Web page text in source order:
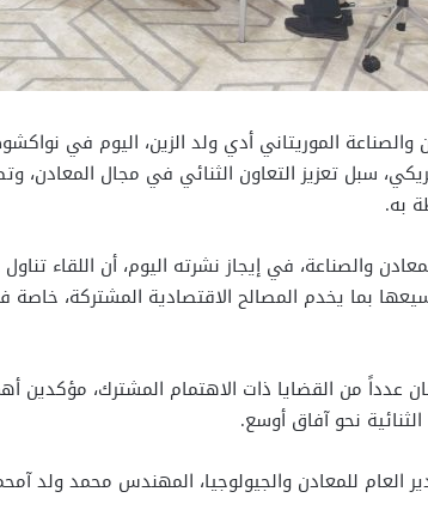
والصناعة الموريتاني أدي ولد الزين، اليوم في
، سبل تعزيز التعاون الثنائي في مجال المعادن،
به.
والصناعة، في إيجاز نشرته اليوم، أن اللقاء تناول
بما يخدم المصالح الاقتصادية المشتركة، خاصة
عدداً من القضايا ذات الاهتمام المشترك، مؤكدين
نحو آفاق أوسع.
العام للمعادن والجيولوجيا، المهندس محمد ولد